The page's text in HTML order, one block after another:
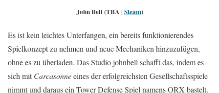
John Bell (TBA | Steam)
Es ist kein leichtes Unterfangen, ein bereits funktionierendes
Spielkonzept zu nehmen und neue Mechaniken hinzuzufügen,
ohne es zu überladen. Das Studio johnbell schafft das, indem es
sich mitCarcasonneeines der erfolgreichsten Gesellschaftsspiele
nimmt und daraus ein Tower Defense Spiel namens ORX bastelt.